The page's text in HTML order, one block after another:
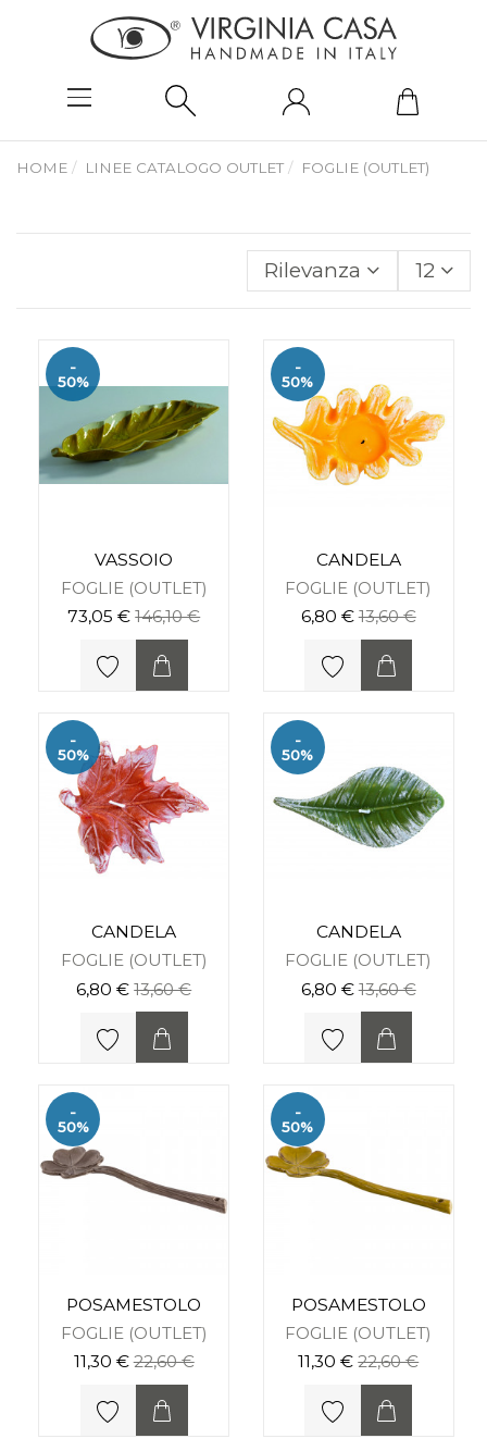
HOME LINEE CATALOGO OUTLET FOGLIE (OUTLET)
Rilevanza 12
-
50%
VASSOIO
FOGLIE (OUTLET)
73,05 €146,10 €
-
50%
CANDELA
FOGLIE (OUTLET)
6,80 €13,60 €
-
50%
CANDELA
FOGLIE (OUTLET)
6,80 €13,60 €
-
50%
CANDELA
FOGLIE (OUTLET)
6,80 €13,60 €
-
50%
POSAMESTOLO
FOGLIE (OUTLET)
11,30 €22,60 €
-
50%
POSAMESTOLO
FOGLIE (OUTLET)
11,30 €22,60 €